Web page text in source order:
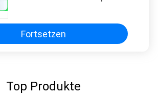
Fortsetzen
Top Produkte